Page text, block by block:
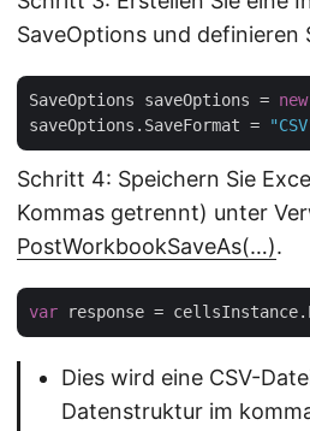
SaveOptions und definieren
SaveOptions saveOptions = new
saveOptions.SaveFormat =
Schritt 4: Speichern Sie
Kommas getrennt) unter
PostWorkbookSaveAs(…).
var
Dies wird eine CSV-
Datenstruktur im